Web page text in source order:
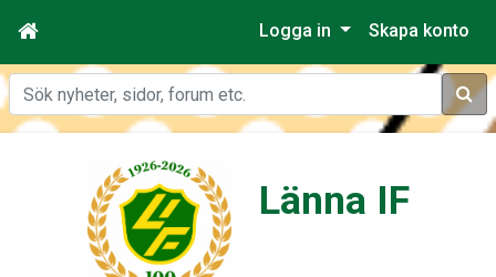
Logga in Skapa konto
Sök
Länna IF